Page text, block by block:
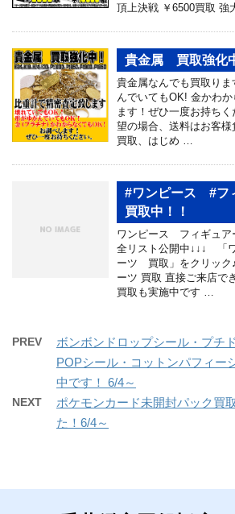
頂上決戦 ￥6500買取 強
貴金属 買取強化
貴金属なんでも買取り
んでいてもOK! 金かわ
ます！ぜひ一度お持ち
望の場合、送料はお客
買取、はじめ …
#ワンピース #フ
買取中！！
ワンピース フィギュア
全リスト公開中↓↓↓ 「
ーツ 買取」をクリック
ーツ 買取 直接ご来店で
買取も実施中です …
PREV
ボンボンドロップシール・プチ
POPシール・コットンパフィー
中です！ 6/4～
NEXT
ポケモンカード未開封パック買
た！6/4～